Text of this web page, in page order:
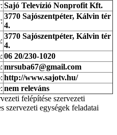
Sajó Televízió Nonprofit Kft.
3770 Sajószentpéter, Kálvin tér
4.
3770 Sajószentpéter, Kálvin tér
4.
06 20/230-1020
mrsuba67@gmail.com
http://www.sajotv.hu/
nem releváns
felépítése szervezeti
szervezeti egységek feladatai